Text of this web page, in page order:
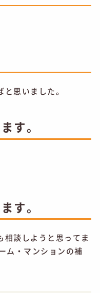
思いました。
す。
す。
談しようと思ってま
ム・マンションの補